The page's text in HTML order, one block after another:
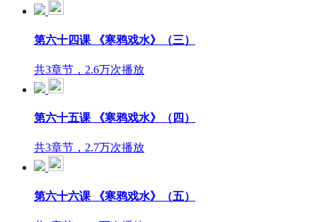
第六十四课 《寒鸦戏水》（三）
共3章节，2.6万次播放
第六十五课 《寒鸦戏水》（四）
共3章节，2.7万次播放
第六十六课 《寒鸦戏水》（五）